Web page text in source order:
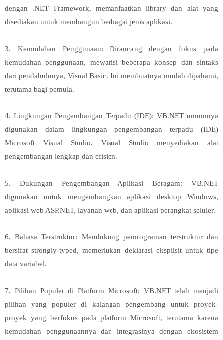
dengan .NET Framework, memanfaatkan library dan alat yang
disediakan untuk membangun berbagai jenis aplikasi.
3. Kemudahan Penggunaan: Dirancang dengan fokus pada
kemudahan penggunaan, mewarisi beberapa konsep dan sintaks
dari pendahulunya, Visual Basic. Ini membuatnya mudah dipahami,
terutama bagi pemula.
4. Lingkungan Pengembangan Terpadu (IDE): VB.NET umumnya
digunakan dalam lingkungan pengembangan terpadu (IDE)
Microsoft Visual Studio. Visual Studio menyediakan alat
pengembangan lengkap dan efisien.
5. Dukungan Pengembangan Aplikasi Beragam: VB.NET
digunakan untuk mengembangkan aplikasi desktop Windows,
aplikasi web ASP.NET, layanan web, dan aplikasi perangkat seluler.
6. Bahasa Terstruktur: Mendukung pemrograman terstruktur dan
bersifat strongly-typed, memerlukan deklarasi eksplisit untuk tipe
data variabel.
7. Pilihan Populer di Platform Microsoft: VB.NET telah menjadi
pilihan yang populer di kalangan pengembang untuk proyek-
proyek yang berfokus pada platform Microsoft, terutama karena
kemudahan penggunaannya dan integrasinya dengan ekosistem